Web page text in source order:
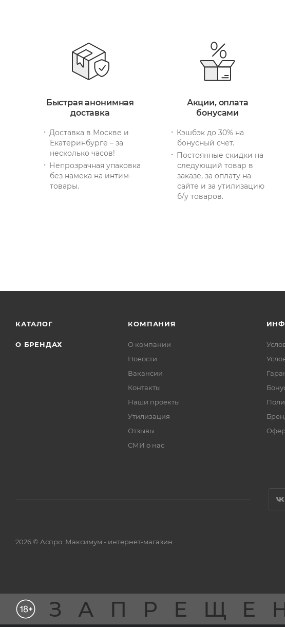
Быстрая анонимная
доставка
Доставка в Москве и
Екатеринбурге – за
несколько часов!
Непрозрачная упаковка
без намека на интим-
товары.
Акции, оплата
бонусами
Кэшбэк до 30% на
бонусный счет.
Постоянные скидки на
следующий товар в
заказе, за оплату на
сайте и за утилизацию
б/у товаров.
КАТАЛОГ
О БРЕНДАХ
КОМПАНИЯ
О компании
Новости
Вакансии
Контакты
Наши проекты
Утилизация
Отзывы
СМИ о нас
2026 © Аспро: Максимум - интернет-магазин